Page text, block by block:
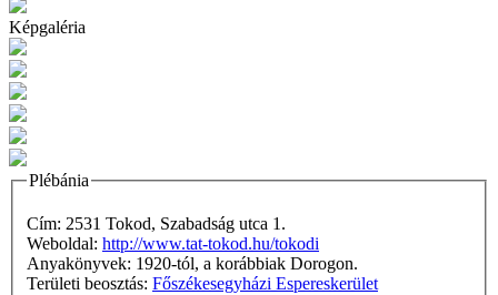
Képgaléria
Plébánia
Cím: 2531 Tokod, Szabadság utca 1.
Weboldal: http://www.tat-tokod.hu/tokodi
Anyakönyvek: 1920-tól, a korábbiak Dorogon.
Területi beosztás: Főszékesegyházi Espereskerület